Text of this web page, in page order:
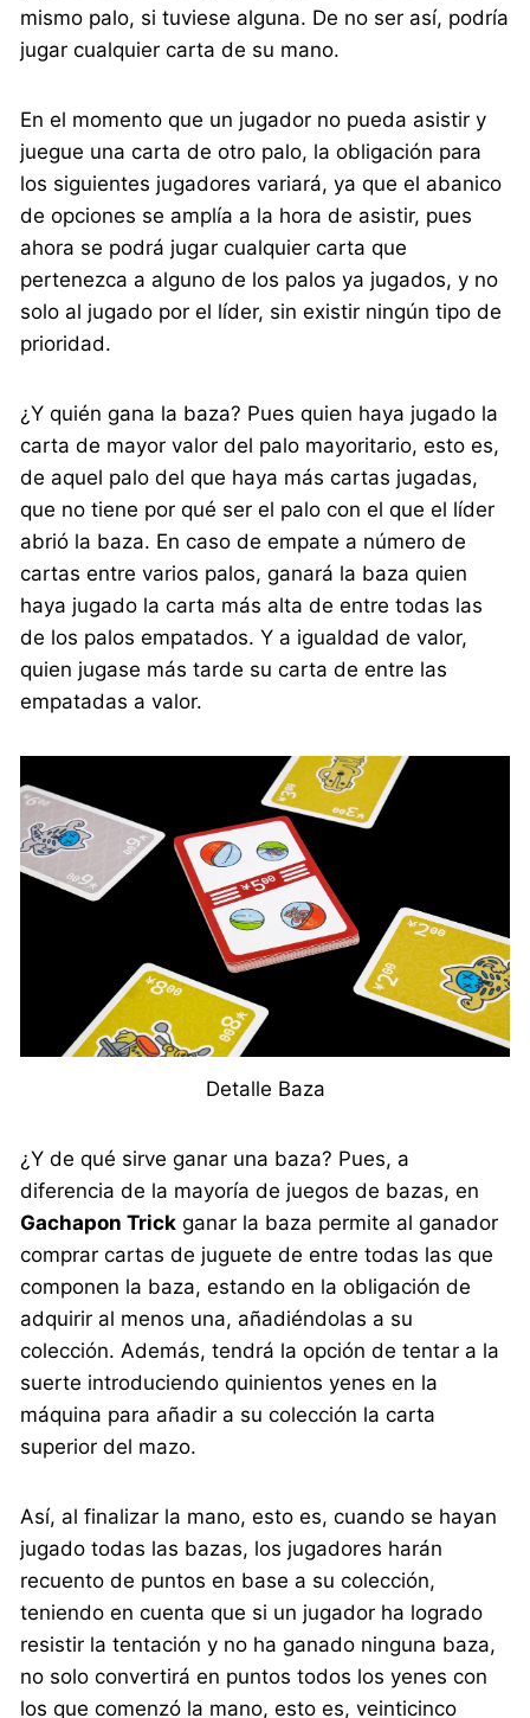
mismo palo, si tuviese alguna. De no ser así, podría
jugar cualquier carta de su mano.
En el momento que un jugador no pueda asistir y
juegue una carta de otro palo, la obligación para
los siguientes jugadores variará, ya que el abanico
de opciones se amplía a la hora de asistir, pues
ahora se podrá jugar cualquier carta que
pertenezca a alguno de los palos ya jugados, y no
solo al jugado por el líder, sin existir ningún tipo de
prioridad.
¿Y quién gana la baza? Pues quien haya jugado la
carta de mayor valor del palo mayoritario, esto es,
de aquel palo del que haya más cartas jugadas,
que no tiene por qué ser el palo con el que el líder
abrió la baza. En caso de empate a número de
cartas entre varios palos, ganará la baza quien
haya jugado la carta más alta de entre todas las
de los palos empatados. Y a igualdad de valor,
quien jugase más tarde su carta de entre las
empatadas a valor.
Detalle Baza
¿Y de qué sirve ganar una baza? Pues, a
diferencia de la mayoría de juegos de bazas, en
Gachapon Trick ganar la baza permite al ganador
comprar cartas de juguete de entre todas las que
componen la baza, estando en la obligación de
adquirir al menos una, añadiéndolas a su
colección. Además, tendrá la opción de tentar a la
suerte introduciendo quinientos yenes en la
máquina para añadir a su colección la carta
superior del mazo.
Así, al finalizar la mano, esto es, cuando se hayan
jugado todas las bazas, los jugadores harán
recuento de puntos en base a su colección,
teniendo en cuenta que si un jugador ha logrado
resistir la tentación y no ha ganado ninguna baza,
no solo convertirá en puntos todos los yenes con
los que comenzó la mano, esto es, veinticinco